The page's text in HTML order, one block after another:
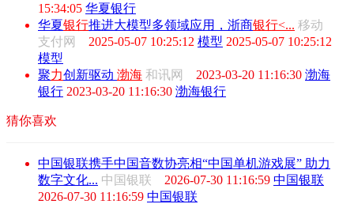
15:34:05 华夏银行
华夏银行推进大模型多领域应用，浙商银行<... 移动
支付网 2025-05-07 10:25:12 模型 2025-05-07 10:25:12
模型
聚力创新驱动 渤海 和讯网 2023-03-20 11:16:30 渤海
银行 2023-03-20 11:16:30 渤海银行
猜你喜欢
中国银联携手中国音数协亮相“中国单机游戏展” 助力
数字文化... 中国银联 2026-07-30 11:16:59 中国银联
2026-07-30 11:16:59 中国银联